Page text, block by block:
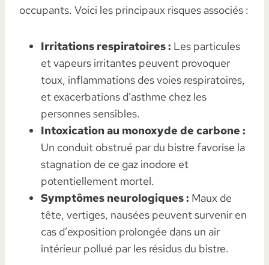
occupants. Voici les principaux risques associés :
Irritations respiratoires : Les particules
et vapeurs irritantes peuvent provoquer
toux, inflammations des voies respiratoires,
et exacerbations d’asthme chez les
personnes sensibles.
Intoxication au monoxyde de carbone :
Un conduit obstrué par du bistre favorise la
stagnation de ce gaz inodore et
potentiellement mortel.
Symptômes neurologiques : Maux de
tête, vertiges, nausées peuvent survenir en
cas d’exposition prolongée dans un air
intérieur pollué par les résidus du bistre.